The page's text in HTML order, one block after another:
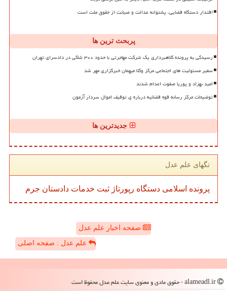
اقتدار دستگاه قضایی، پشتوانه عدالت و صیانت از حقوق ملت است
پربحث ترین ها
رسیدگی به پرونده کلاهبرداری یک شرکت مهاجرتی با حدود ۳۰۰ شاکی در دادسرای تهران
سفیر مسئولیت های اجتماعی مرکز وکلا میهمان خبرگزاری مهر شد
امید بهزاد و پوریا صفوت اعدام شدند
توضیحات مرکز رسانه قوه قضائیه درباره ی توقیف اموال سردار آزمون
جدیدترین ها
تگهای علم عدل
پرونده اسلامی دستگاه رپورتاژ ثبت خدمات دادستان جرم
صفحه اخبار علم عدل
علم عدل : صفحه اصلی